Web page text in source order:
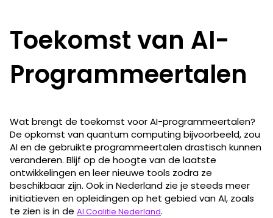
Toekomst van AI-
Programmeertalen
Wat brengt de toekomst voor AI-programmeertalen​​?
De opkomst van quantum computing bijvoorbeeld, zou
AI en de gebruikte programmeertalen drastisch kunnen
veranderen. Blijf op de hoogte van de laatste
ontwikkelingen en leer nieuwe tools zodra ze
beschikbaar zijn. Ook in Nederland zie je steeds meer
initiatieven en opleidingen op het gebied van AI, zoals
te zien is in de AI Coalitie Nederland.